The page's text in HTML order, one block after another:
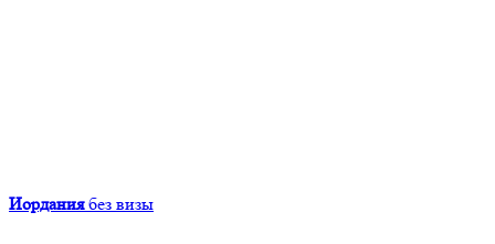
Иордания без визы